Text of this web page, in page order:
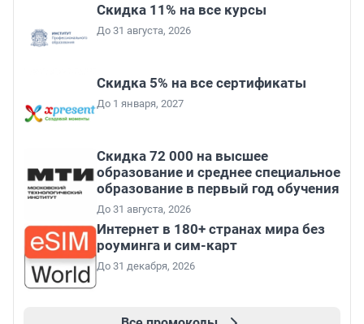
Скидка 11% на все курсы
До 31 августа, 2026
Скидка 5% на все сертификаты
До 1 января, 2027
Скидка 72 000 на высшее
образование и среднее специальное
образование в первый год обучения
До 31 августа, 2026
Интернет в 180+ странах мира без
роуминга и сим-карт
До 31 декабря, 2026